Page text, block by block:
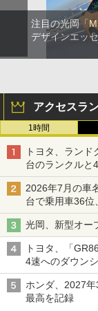
注目の光岡「
デザインエッ
アクセスラ
1時間
トヨタ、ラン
台のランクルと
2026年7月の車
台で乗用車36位
光岡、新型オー
トヨタ、「
4速へのダウン
ホンダ、2027
最高を記録